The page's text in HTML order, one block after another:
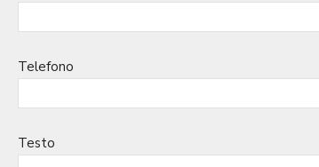
Telefono
Testo